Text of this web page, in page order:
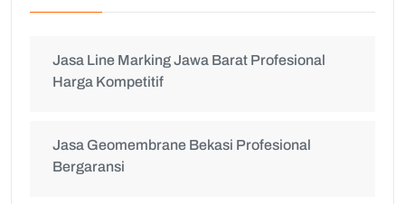
Jasa Line Marking Jawa Barat Profesional
Harga Kompetitif
Jasa Geomembrane Bekasi Profesional
Bergaransi